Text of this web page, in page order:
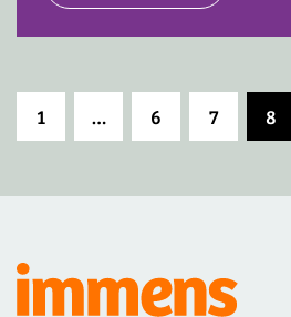
1 … 6 7 8